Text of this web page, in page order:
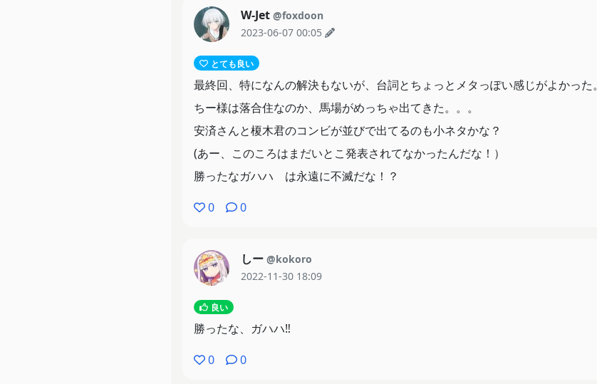
W-Jet @foxdoon
2023-06-07 00:05
とても良い
最終回、特になんの解決もないが、台詞とちょっとメタっぽい感じがよかった。
ちー様は落合住なのか、馬場がめっちゃ出てきた。。。
安済さんと榎木君のコンビが並びで出てるのも小ネタかな？
(あー、このころはまだいとこ発表されてなかったんだな！）
勝ったなガハハ は永遠に不滅だな！？
0
0
しー @kokoro
2022-11-30 18:09
良い
勝ったな、ガハハ‼
0
0